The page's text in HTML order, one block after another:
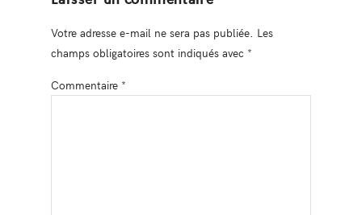
Votre adresse e-mail ne sera pas publiée. Les
champs obligatoires sont indiqués avec *
Commentaire *